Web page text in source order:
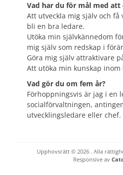
Vad har du för mål med
Att utveckla mig själv och
bli en bra ledare.
Utöka min självkännedom
mig själv som redskap i
Göra mig själv attraktivare
Att utöka min kunskap
Vad gör du om fem år?
Förhoppningsvis är jag i en
socialförvaltningen,
utvecklingsledare eller chef.
Upphovsrätt © 2026 . Alla
Responsive av